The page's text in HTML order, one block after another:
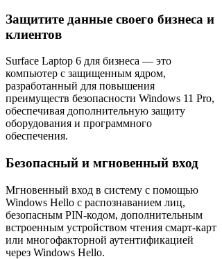
Защитите данные своего бизнеса и
клиентов
Surface Laptop 6 для бизнеса — это
компьютер с защищенным ядром,
разработанный для повышения
преимуществ безопасности Windows 11 Pro,
обеспечивая дополнительную защиту
оборудования и программного
обеспечения.
Безопасный и мгновенный вход
Мгновенный вход в систему с помощью
Windows Hello с распознаванием лиц,
безопасным PIN-кодом, дополнительным
встроенным устройством чтения смарт-карт
или многофакторной аутентификацией
через Windows Hello.